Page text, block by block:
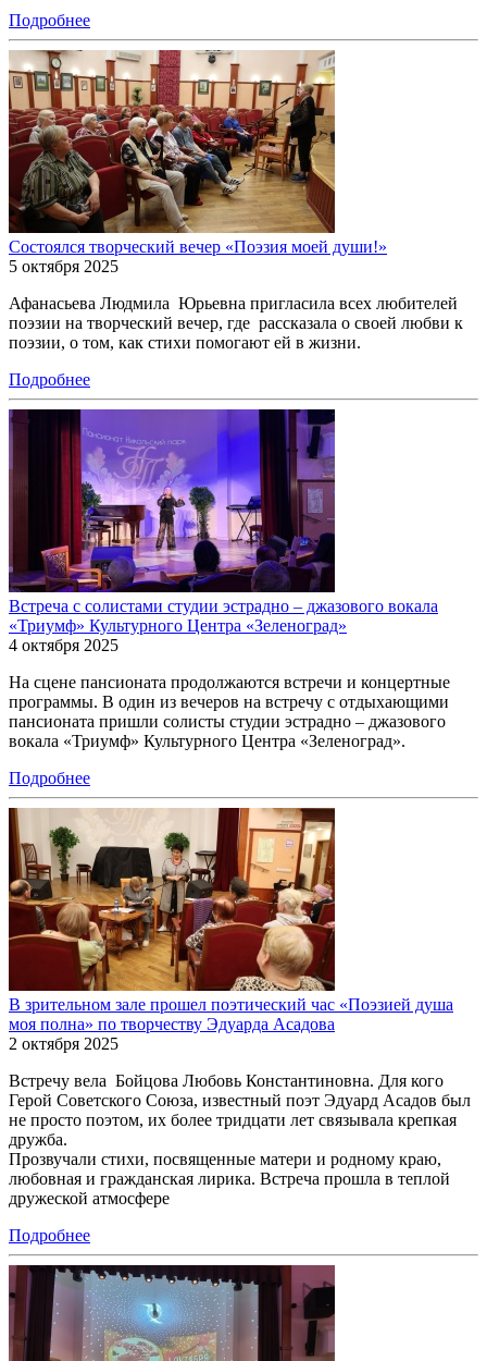
Подробнее
Состоялся творческий вечер «Поэзия моей души!»
5 октября 2025
Афанасьева Людмила Юрьевна пригласила всех любителей
поэзии на творческий вечер, где рассказала о своей любви к
поэзии, о том, как стихи помогают ей в жизни.
Подробнее
Встреча с солистами студии эстрадно – джазового вокала
«Триумф» Культурного Центра «Зеленоград»
4 октября 2025
На сцене пансионата продолжаются встречи и концертные
программы. В один из вечеров на встречу с отдыхающими
пансионата пришли солисты студии эстрадно – джазового
вокала «Триумф» Культурного Центра «Зеленоград».
Подробнее
В зрительном зале прошел поэтический час «Поэзией душа
моя полна» по творчеству Эдуарда Асадова
2 октября 2025
Встречу вела Бойцова Любовь Константиновна. Для кого
Герой Советского Союза, известный поэт Эдуард Асадов был
не просто поэтом, их более тридцати лет связывала крепкая
дружба.
Прозвучали стихи, посвященные матери и родному краю,
любовная и гражданская лирика. Встреча прошла в теплой
дружеской атмосфере
Подробнее